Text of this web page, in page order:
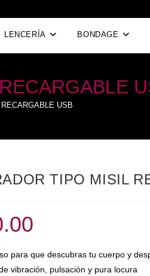
LENCERÍA BONDAGE
USB
TIPO MISIL
para que descubras tu cuerpo y
vibración, pulsación y pura locura